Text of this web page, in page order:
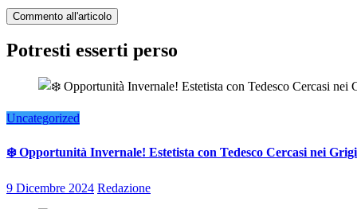
Potresti esserti perso
Uncategorized
❄️ Opportunità Invernale! Estetista con Tedesco Cercasi nei
9 Dicembre 2024 Redazione